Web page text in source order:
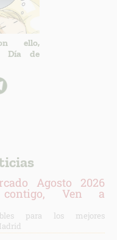
ello,
Día de
Agosto 2026
contigo, Ven a
para los mejores